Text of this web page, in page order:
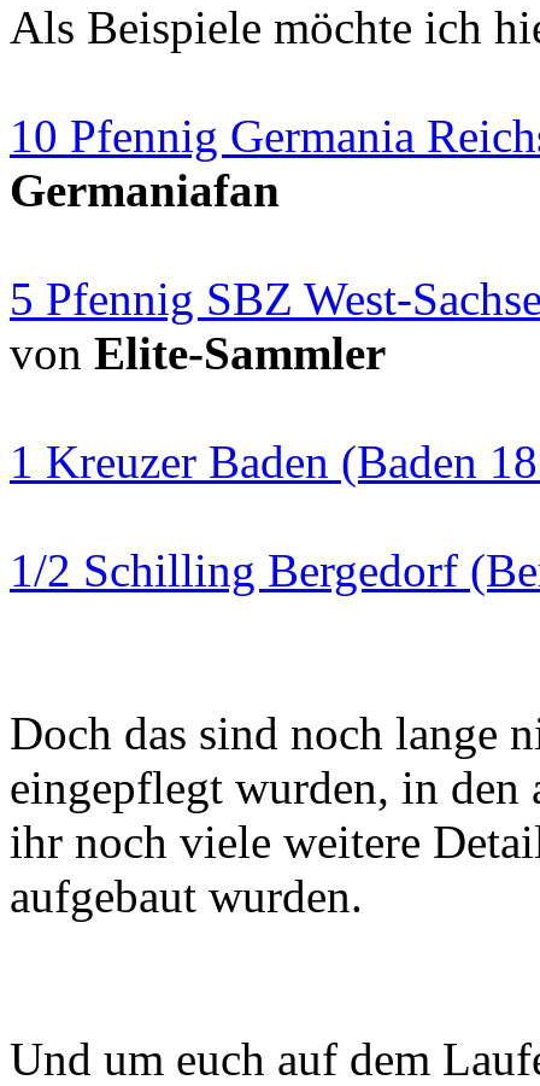
Als Beispiele möchte ich
10 Pfennig Germania
Germaniafan
5 Pfennig SBZ West-
von Elite-Sammler
1 Kreuzer Baden (Baden
1/2 Schilling Bergedorf
Doch das sind noch lange
eingepflegt wurden, in den
ihr noch viele weitere
aufgebaut wurden.
Und um euch auf dem